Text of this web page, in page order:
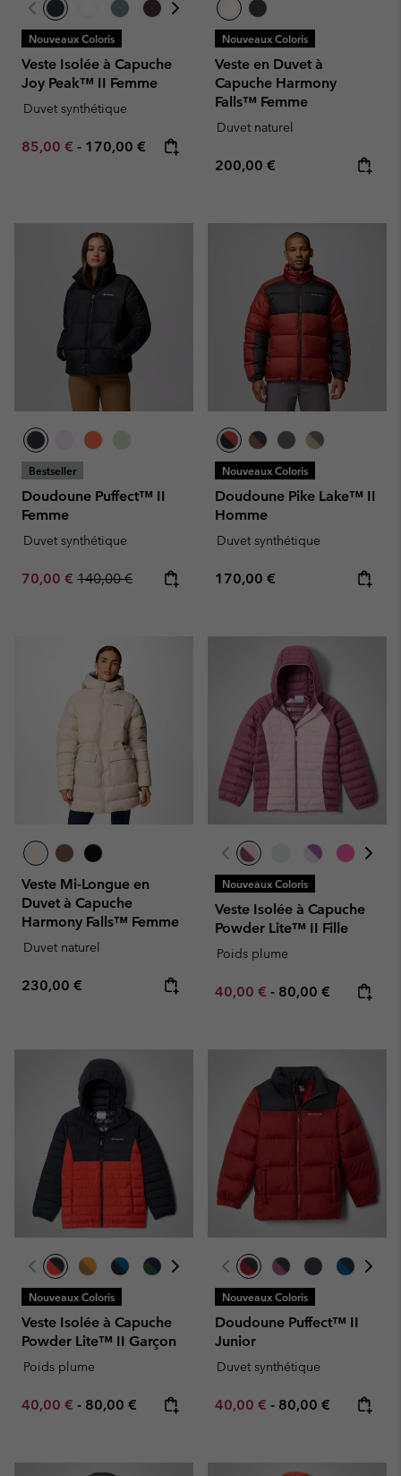
Nouveaux Coloris
Veste Isolée à Capuche
Joy Peak™ II Femme
Duvet synthétique
Minimum sale price:
85,00 € - Maximum price:
170,00 €
Nouveaux Coloris
Veste en Duvet à
Capuche Harmony
Falls™ Femme
Duvet naturel
Regular price:
200,00 €
Bestseller
Doudoune Puffect™ II
Femme
Duvet synthétique
Sale price:
70,00 € Regular price:
140,00 €
Nouveaux Coloris
Doudoune Pike Lake™ II
Homme
Duvet synthétique
Regular price:
170,00 €
Veste Mi-Longue en
Duvet à Capuche
Harmony Falls™ Femme
Duvet naturel
Regular price:
230,00 €
Nouveaux Coloris
Veste Isolée à Capuche
Powder Lite™ II Fille
Poids plume
Minimum sale price:
40,00 € - Maximum price:
80,00 €
Nouveaux Coloris
Veste Isolée à Capuche
Powder Lite™ II Garçon
Poids plume
Minimum sale price:
40,00 € - Maximum price:
80,00 €
Nouveaux Coloris
Doudoune Puffect™ II
Junior
Duvet synthétique
Minimum sale price:
40,00 € - Maximum price:
80,00 €